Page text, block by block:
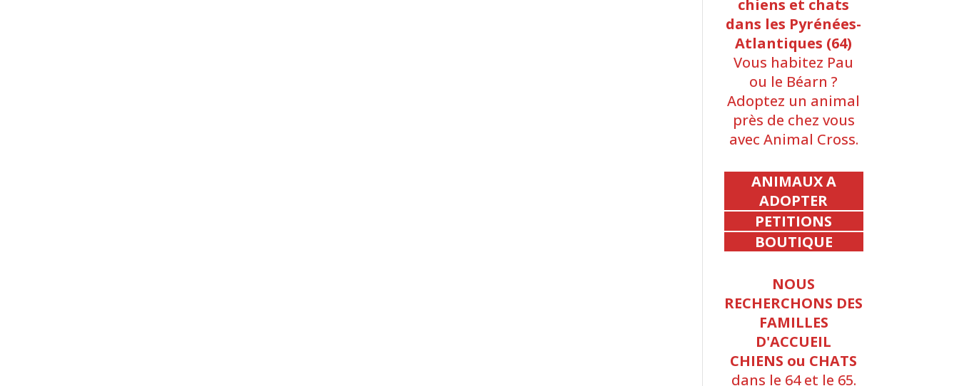
chiens et chats
dans les Pyrénées-
Atlantiques (64)
Vous habitez Pau
ou le Béarn ?
Adoptez un animal
près de chez vous
avec Animal Cross.
ANIMAUX A
ADOPTER
PETITIONS
BOUTIQUE
NOUS
RECHERCHONS DES
FAMILLES
D'ACCUEIL
CHIENS ou CHATS
dans le 64 et le 65.